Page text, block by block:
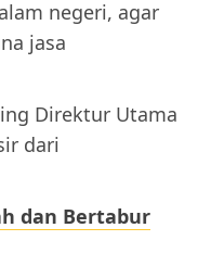
negeri, agar
jasa
Direktur Utama
dari
dan Bertabur